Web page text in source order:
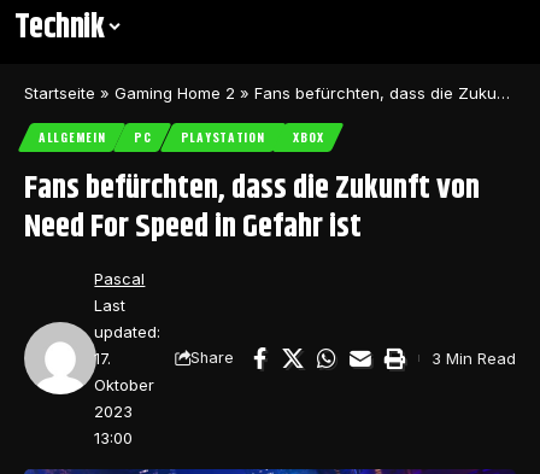
Technik
Startseite » Gaming Home 2 » Fans befürchten, dass die Zukunft von Need For Speed in Gefahr ist
ALLGEMEIN PC PLAYSTATION XBOX
Fans befürchten, dass die Zukunft von
Need For Speed in Gefahr ist
Last
updated:
17.
Oktober
2023
13:00
Pascal
Share 3 Min Read